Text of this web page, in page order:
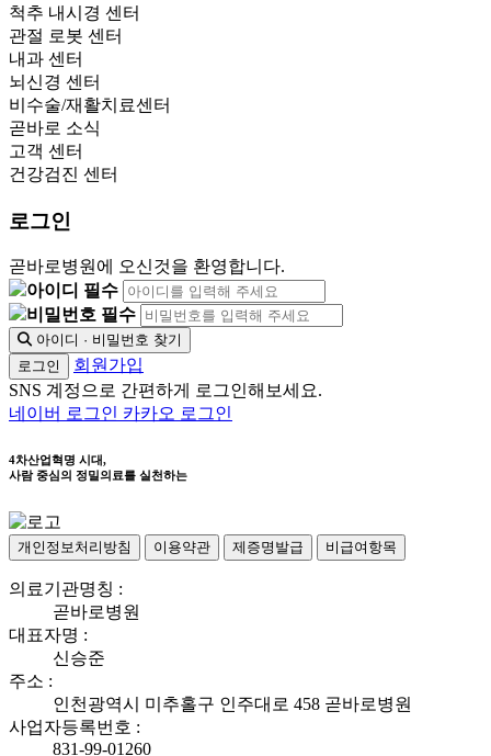
척추 내시경 센터
관절 로봇 센터
내과 센터
뇌신경 센터
비수술/재활치료센터
곧바로 소식
고객 센터
건강검진 센터
로그인
곧바로병원에 오신것을 환영합니다.
아이디 필수
비밀번호 필수
아이디 · 비밀번호 찾기
로그인
회원가입
SNS 계정으로 간편하게 로그인해보세요.
네이버 로그인 카카오 로그인
4차산업혁명 시대,
사람 중심의 정밀의료를 실천하는
개인정보처리방침 이용약관 제증명발급 비급여항목
의료기관명칭 :
곧바로병원
대표자명 :
신승준
주소 :
인천광역시 미추홀구 인주대로 458 곧바로병원
사업자등록번호 :
831-99-01260